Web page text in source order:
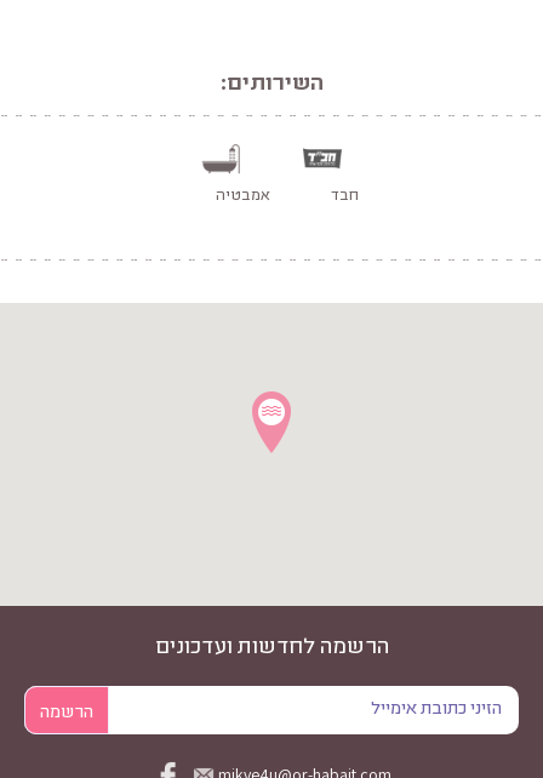
השירותים:
חבד אמבטיה
הרשמה לחדשות ועדכונים